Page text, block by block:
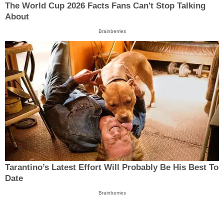
The World Cup 2026 Facts Fans Can't Stop Talking
About
Brainberries
Tarantino’s Latest Effort Will Probably Be His Best To
Date
Brainberries